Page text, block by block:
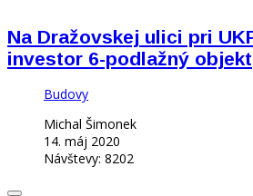
Na Dražovskej ulici pri
investor 6-podlažný objekt
Budovy
Michal Šimonek
14. máj 2020
Návštevy: 8202